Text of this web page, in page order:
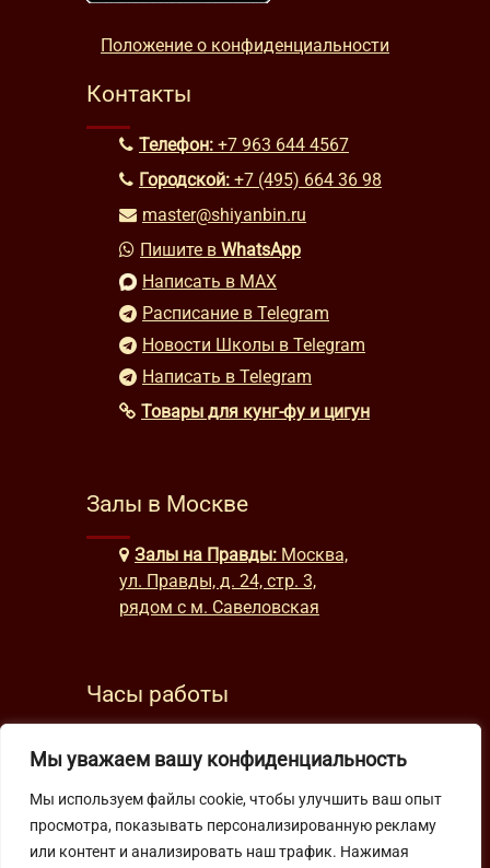
Мы уважаем вашу конфиденциальность
Мы используем файлы cookie, чтобы улучшить ваш опыт
просмотра, показывать персонализированную рекламу
или контент и анализировать наш трафик. Нажимая
Положение о конфиденциальности
Контакты
Телефон: +7 963 644 4567
Городской: +7 (495) 664 36 98
master@shiyanbin.ru
Пишите в WhatsApp
Написать в MAX
Расписание в Telegram
Новости Школы в Telegram
Написать в Telegram
Товары для кунг-фу и цигун
Залы в Москве
Залы на Правды: Москва,
ул. Правды, д. 24, стр. 3,
рядом с м. Савеловская
Часы работы
выходные: с 10:00 до 19:30
Подпишитесь на нашу рассылку